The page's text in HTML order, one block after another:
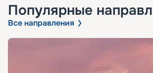
Популярные
Все направления